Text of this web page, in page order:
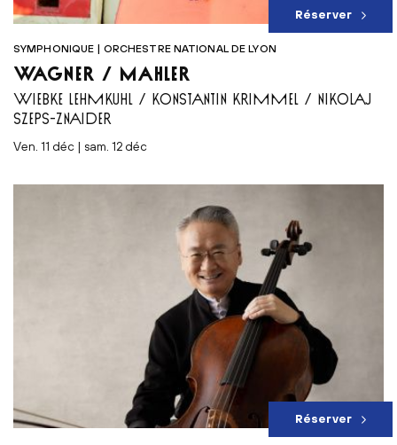
SYMPHONIQUE | ORCHESTRE NATIONAL DE LYON
WAGNER / MAHLER
WIEBKE LEHMKUHL / KONSTANTIN KRIMMEL / NIKOLAJ
SZEPS-ZNAIDER
ven. 11 déc | sam. 12 déc
Réserver
Réserver